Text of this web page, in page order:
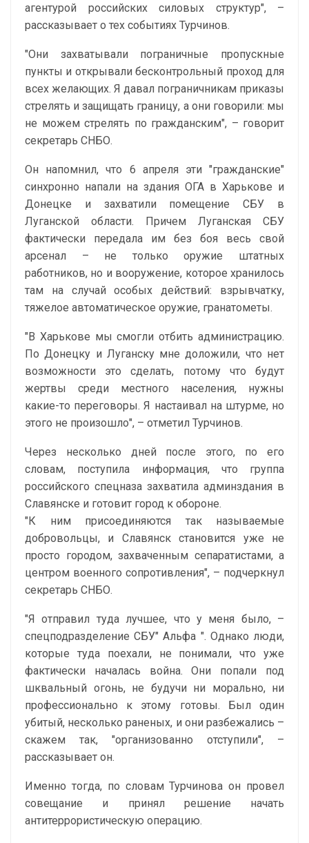
агентурой российских силовых структур", –
рассказывает о тех событиях Турчинов.
"Они захватывали пограничные пропускные
пункты и открывали бесконтрольный проход для
всех желающих. Я давал пограничникам приказы
стрелять и защищать границу, а они говорили: мы
не можем стрелять по гражданским", – говорит
секретарь СНБО.
Он напомнил, что 6 апреля эти "гражданские"
синхронно напали на здания ОГА в Харькове и
Донецке и захватили помещение СБУ в
Луганской области. Причем Луганская СБУ
фактически передала им без боя весь свой
арсенал – не только оружие штатных
работников, но и вооружение, которое хранилось
там на случай особых действий: взрывчатку,
тяжелое автоматическое оружие, гранатометы.
"В Харькове мы смогли отбить администрацию.
По Донецку и Луганску мне доложили, что нет
возможности это сделать, потому что будут
жертвы среди местного населения, нужны
какие-то переговоры. Я настаивал на штурме, но
этого не произошло", – отметил Турчинов.
Через несколько дней после этого, по его
словам, поступила информация, что группа
российского спецназа захватила админздания в
Славянске и готовит город к обороне.
"К ним присоединяются так называемые
добровольцы, и Славянск становится уже не
просто городом, захваченным сепаратистами, а
центром военного сопротивления", – подчеркнул
секретарь СНБО.
"Я отправил туда лучшее, что у меня было, –
спецподразделение СБУ" Альфа ". Однако люди,
которые туда поехали, не понимали, что уже
фактически началась война. Они попали под
шквальный огонь, не будучи ни морально, ни
профессионально к этому готовы. Был один
убитый, несколько раненых, и они разбежались –
скажем так, "организованно отступили", –
рассказывает он.
Именно тогда, по словам Турчинова он провел
совещание и принял решение начать
антитеррористическую операцию.